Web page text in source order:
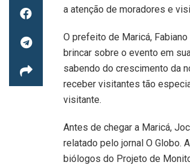
a atenção de moradores e
O prefeito de Maricá,
brincar sobre o evento em
sabendo do crescimento da
receber visitantes tão
visitante.
Antes de chegar a Maricá,
relatado pelo jornal O Globo.
biólogos do Projeto de